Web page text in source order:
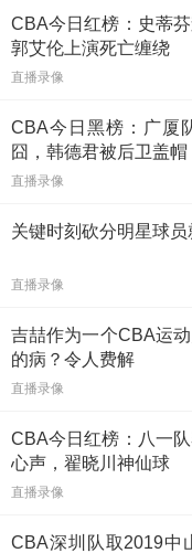
CBA今日红榜：史蒂
郭艾伦上演死亡缠绕
直播录像
CBA今日黑榜：广厦
囧，韩德君被后卫盖帽
直播录像
关键时刻砍分明星球
直播录像
吉喆作为一个CBA运
的病？令人费解
直播录像
CBA今日红榜：八一
心声，翟晓川神仙球
直播录像
CBA深圳队取2019中